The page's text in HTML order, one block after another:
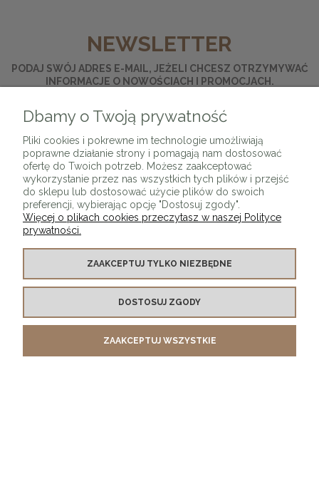
NEWSLETTER
PODAJ SWÓJ ADRES E-MAIL, JEŻELI CHCESZ OTRZYMYWAĆ
INFORMACJE O NOWOŚCIACH I PROMOCJACH.
KONTAKT Z NAMI
MOJE KONTO
Dbamy o Twoją prywatność
Pliki cookies i pokrewne im technologie umożliwiają
poprawne działanie strony i pomagają nam dostosować
ofertę do Twoich potrzeb. Możesz zaakceptować
wykorzystanie przez nas wszystkich tych plików i przejść
do sklepu lub dostosować użycie plików do swoich
preferencji, wybierając opcję "Dostosuj zgody".
Więcej o plikach cookies przeczytasz w naszej Polityce
prywatności.
ZAAKCEPTUJ TYLKO NIEZBĘDNE
DOSTOSUJ ZGODY
ZAAKCEPTUJ WSZYSTKIE